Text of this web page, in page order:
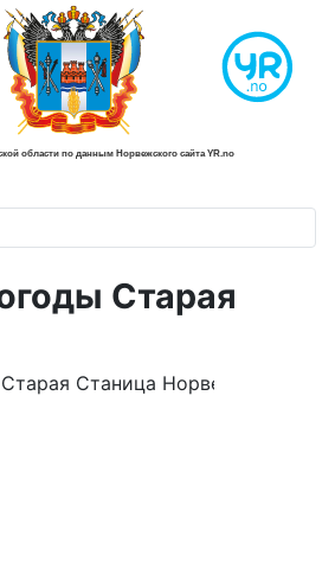
Старая